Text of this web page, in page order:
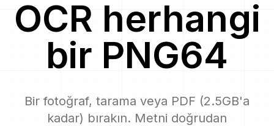
OCR herhangi
bir PNG64
Bir fotoğraf, tarama veya PDF (2.5GB'a
kadar) bırakın. Metni doğrudan